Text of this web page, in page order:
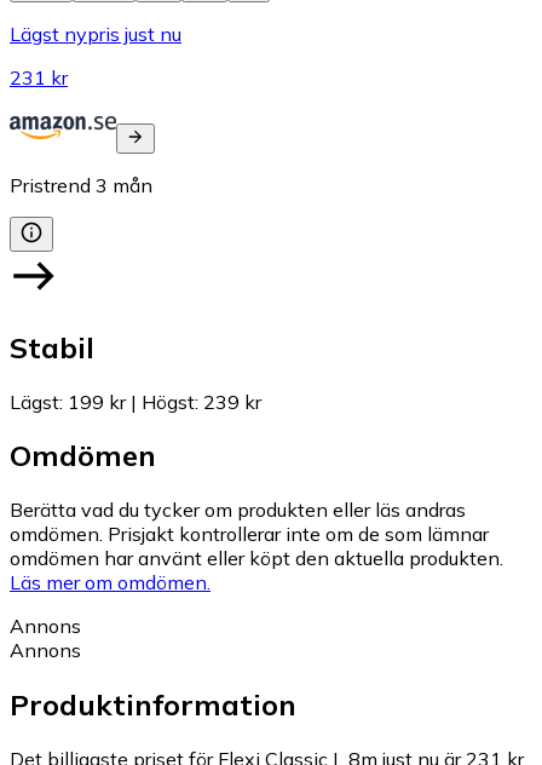
Lägst nypris just nu
231 kr
Pristrend 3 mån
Stabil
Lägst: 199 kr| Högst: 239 kr
Omdömen
Berätta vad du tycker om produkten eller läs andras
omdömen. Prisjakt kontrollerar inte om de som lämnar
omdömen har använt eller köpt den aktuella produkten.
Läs mer om omdömen.
Annons
Annons
Produktinformation
Det billigaste priset för Flexi Classic L 8m just nu är 231 kr.